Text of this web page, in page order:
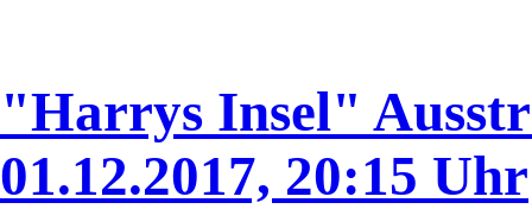
"Harrys Insel"
01.12.2017, 20:15 Uhr